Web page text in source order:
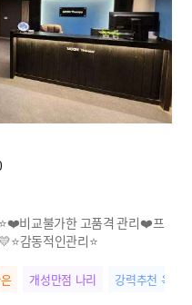
비교불가한 고품격 관리❤️프
감동적인관리⭐
개성만점 나리 강력추천 옥순